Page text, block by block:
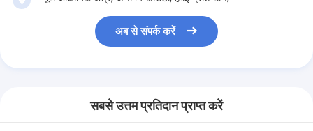
अब से संपर्क करें
सबसे उत्तम प्रतिदान प्राप्त करें